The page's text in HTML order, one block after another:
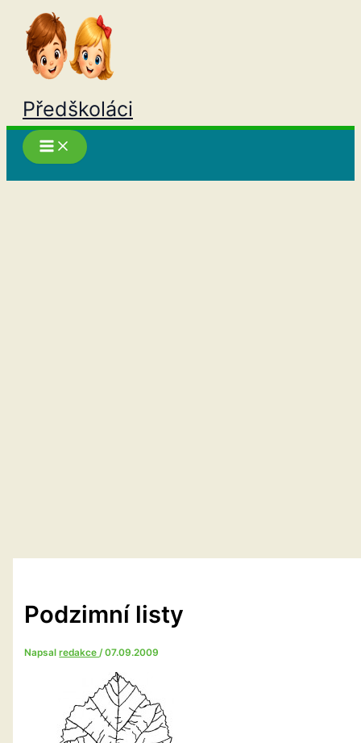
Přeskočit
obsah
Předškoláci
Podzimní listy
Napsalredakce/07.09.2009